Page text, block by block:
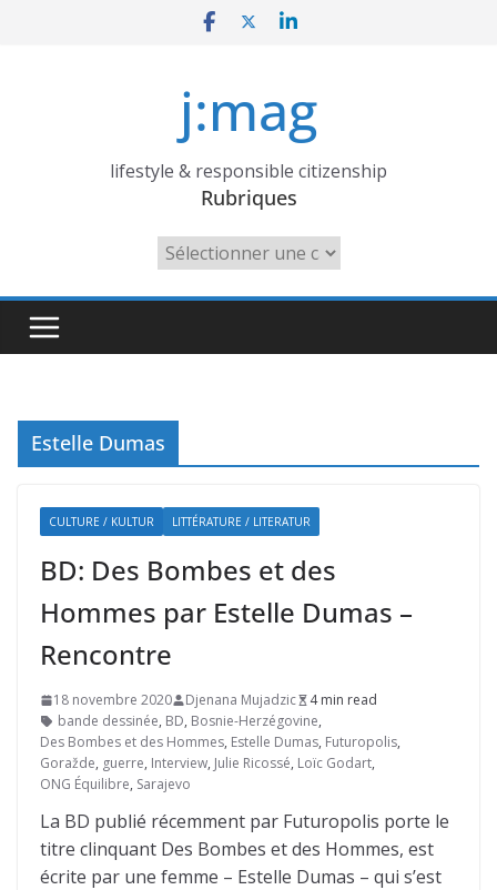
j:mag
lifestyle & responsible citizenship
Rubriques
Rubriques
Estelle Dumas
CULTURE / KULTUR LITTÉRATURE / LITERATUR
BD: Des Bombes et des
Hommes par Estelle Dumas –
Rencontre
18 novembre 2020 Djenana Mujadzic
4 min read
bande dessinée, BD, Bosnie-Herzégovine,
Des Bombes et des Hommes, Estelle Dumas, Futuropolis,
Goražde, guerre, Interview, Julie Ricossé, Loïc Godart,
ONG Équilibre, Sarajevo
La BD publié récemment par Futuropolis porte le
titre clinquant Des Bombes et des Hommes, est
écrite par une femme – Estelle Dumas – qui s’est